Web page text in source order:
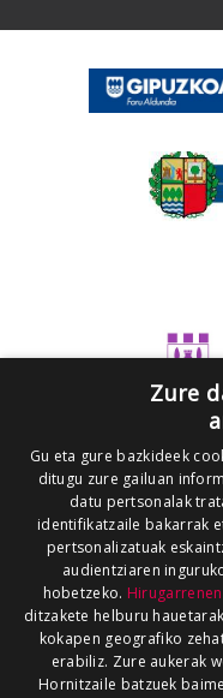
Zure
Gu eta gure bazkideek
ditugu zure gailuan
datu pertsonalak
identifikatzaile bakarrak
pertsonalizatuak
audientziaren
hobetzeko.
ditzakete helburu
kokapen geografiko
erabiliz. Zure aukerak
Hornitzaile batzuek